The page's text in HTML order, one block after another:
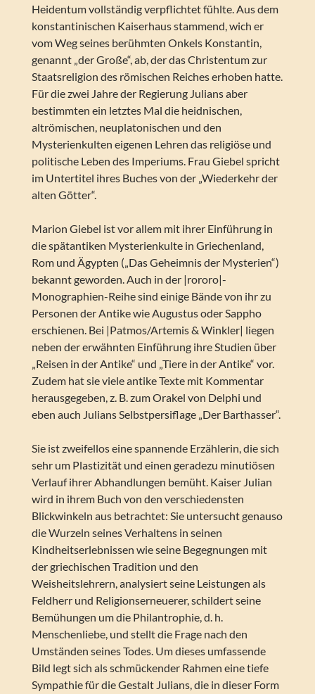
Heidentum vollständig verpflichtet fühlte. Aus dem
konstantinischen Kaiserhaus stammend, wich er
vom Weg seines berühmten Onkels Konstantin,
genannt „der Große“, ab, der das Christentum zur
Staatsreligion des römischen Reiches erhoben hatte.
Für die zwei Jahre der Regierung Julians aber
bestimmten ein letztes Mal die heidnischen,
altrömischen, neuplatonischen und den
Mysterienkulten eigenen Lehren das religiöse und
politische Leben des Imperiums. Frau Giebel spricht
im Untertitel ihres Buches von der „Wiederkehr der
alten Götter“.
Marion Giebel ist vor allem mit ihrer Einführung in
die spätantiken Mysterienkulte in Griechenland,
Rom und Ägypten („Das Geheimnis der Mysterien“)
bekannt geworden. Auch in der |rororo|-
Monographien-Reihe sind einige Bände von ihr zu
Personen der Antike wie Augustus oder Sappho
erschienen. Bei |Patmos/Artemis & Winkler| liegen
neben der erwähnten Einführung ihre Studien über
„Reisen in der Antike“ und „Tiere in der Antike“ vor.
Zudem hat sie viele antike Texte mit Kommentar
herausgegeben, z. B. zum Orakel von Delphi und
eben auch Julians Selbstpersiflage „Der Barthasser“.
Sie ist zweifellos eine spannende Erzählerin, die sich
sehr um Plastizität und einen geradezu minutiösen
Verlauf ihrer Abhandlungen bemüht. Kaiser Julian
wird in ihrem Buch von den verschiedensten
Blickwinkeln aus betrachtet: Sie untersucht genauso
die Wurzeln seines Verhaltens in seinen
Kindheitserlebnissen wie seine Begegnungen mit
der griechischen Tradition und den
Weisheitslehrern, analysiert seine Leistungen als
Feldherr und Religionserneuerer, schildert seine
Bemühungen um die Philantrophie, d. h.
Menschenliebe, und stellt die Frage nach den
Umständen seines Todes. Um dieses umfassende
Bild legt sich als schmückender Rahmen eine tiefe
Sympathie für die Gestalt Julians, die in dieser Form